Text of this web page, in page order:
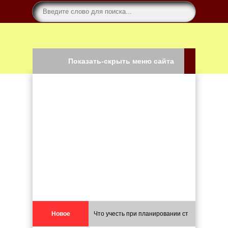
Показать-скрыть меню сайта
Новое Что учесть при планировании строительства